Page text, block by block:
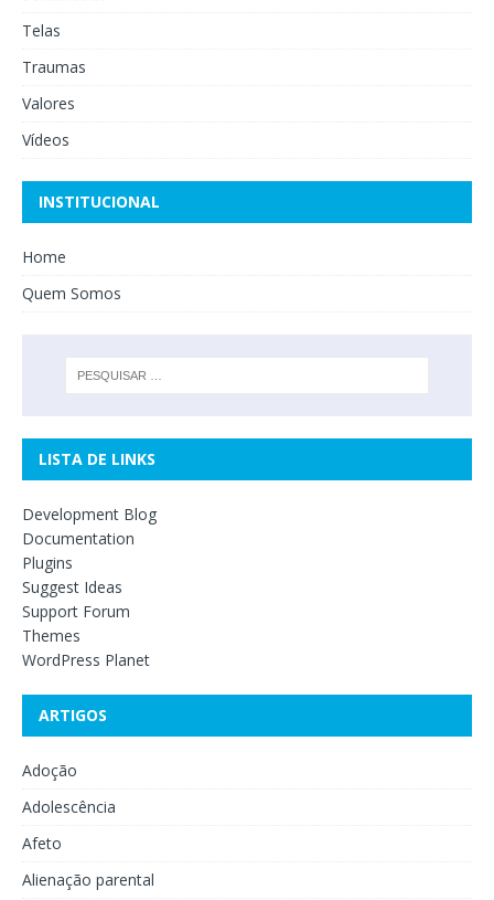
Telas
Traumas
Valores
Vídeos
INSTITUCIONAL
Home
Quem Somos
LISTA DE LINKS
Development Blog
Documentation
Plugins
Suggest Ideas
Support Forum
Themes
WordPress Planet
ARTIGOS
Adoção
Adolescência
Afeto
Alienação parental